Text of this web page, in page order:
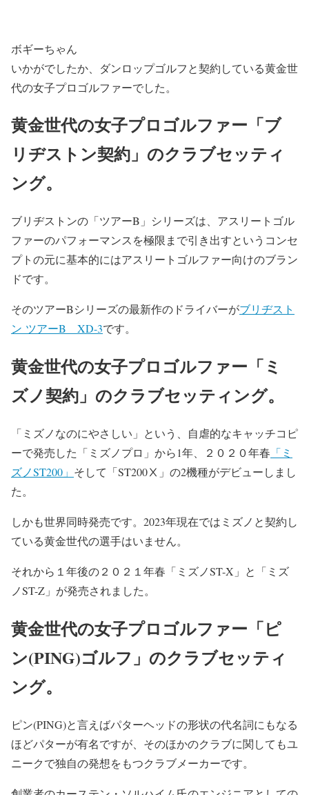
ボギーちゃん
いかがでしたか、ダンロップゴルフと契約している黄金世
代の女子プロゴルファーでした。
黄金世代の女子プロゴルファー「ブ
リヂストン契約」のクラブセッティ
ング。
ブリヂストンの「ツアーB」シリーズは、アスリートゴル
ファーのパフォーマンスを極限まで引き出すというコンセ
プトの元に基本的にはアスリートゴルファー向けのブラン
ドです。
そのツアーBシリーズの最新作のドライバーがブリヂスト
ン ツアーB XD-3です。
黄金世代の女子プロゴルファー「ミ
ズノ契約」のクラブセッティング。
「ミズノなのにやさしい」という、自虐的なキャッチコピ
ーで発売した「ミズノプロ」から1年、２０２０年春 「ミ
ズノST200」 そして「ST200Ⅹ」の2機種がデビューしまし
た。
しかも世界同時発売です。2023年現在ではミズノと契約し
ている黄金世代の選手はいません。
それから１年後の２０２１年春「ミズノST-X」と「ミズ
ノST-Z」が発売されました。
黄金世代の女子プロゴルファー「ピ
ン(PING)ゴルフ」のクラブセッティ
ング。
ピン(PING)と言えばパターヘッドの形状の代名詞にもなる
ほどパターが有名ですが、そのほかのクラブに関してもユ
ニークで独自の発想をもつクラブメーカーです。